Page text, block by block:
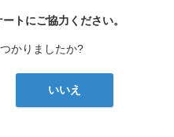
トにご協力ください。
かりましたか?
いいえ